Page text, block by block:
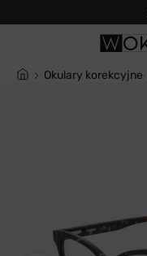
Okulary korekcyjne